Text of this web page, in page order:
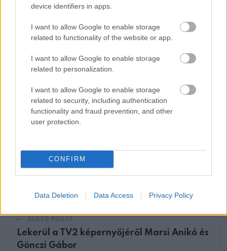
device identifiers in apps.
I want to allow Google to enable storage
related to functionality of the website or app.
I want to allow Google to enable storage
related to personalization.
I want to allow Google to enable storage
related to security, including authentication
functionality and fraud prevention, and other
user protection.
CONFIRM
Data Deletion Data Access Privacy Policy
A házelnök személyéről még nincs konszenzus, a Tisza a
következő héten nevezi meg jelöltjét, ahogyan a párt
alelnökeit és frakcióvezetőjét is.
filantropikum
Oszd meg ezt a posztot:
Lekerül a TV2 képernyőjéről Marsi Anikó és
Gönczi Gábor